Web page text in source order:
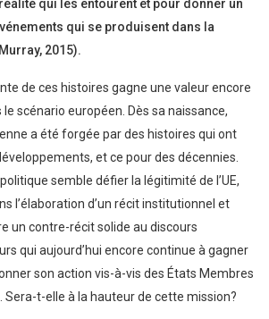
qui les entourent et pour donner un
qui se produisent dans la
2015).
de ces histoires gagne une valeur encore
scénario européen. Dès sa naissance,
a été forgée par des histoires qui ont
et ce pour des décennies.
semble défier la légitimité de l’UE,
l’élaboration d’un récit institutionnel et
un contre-récit solide au discours
qui aujourd’hui encore continue à gagner
son action vis-à-vis des États Membres
Sera-t-elle à la hauteur de cette mission?